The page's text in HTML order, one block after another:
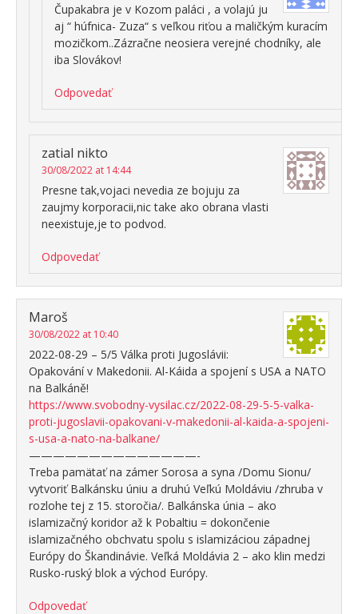
Čupakabra je v Kozom paláci , a volajú ju
aj “ húfnica- Zuza“ s veľkou riťou a maličkým kuracím
mozičkom..Zázračne neosiera verejné chodníky, ale
iba Slovákov!
Odpovedať
zatial nikto
30/08/2022 at 14:44
Presne tak,vojaci nevedia ze bojuju za
zaujmy korporacii,nic take ako obrana vlasti
neexistuje,je to podvod.
Odpovedať
Maroš
30/08/2022 at 10:40
2022-08-29 – 5/5 Válka proti Jugoslávii:
Opakování v Makedonii. Al-Káida a spojení s USA a NATO
na Balkáně!
https://www.svobodny-vysilac.cz/2022-08-29-5-5-valka-
proti-jugoslavii-opakovani-v-makedonii-al-kaida-a-spojeni-
s-usa-a-nato-na-balkane/
——————————————-
Treba pamätať na zámer Sorosa a syna /Domu Sionu/
vytvoriť Balkánsku úniu a druhú Veľkú Moldáviu /zhruba v
rozlohe tej z 15. storočia/. Balkánska únia – ako
islamizačný koridor až k Pobaltiu = dokončenie
islamizačného obchvatu spolu s islamizáciou západnej
Európy do Škandinávie. Veľká Moldávia 2 – ako klin medzi
Rusko-ruský blok a východ Európy.
Odpovedať